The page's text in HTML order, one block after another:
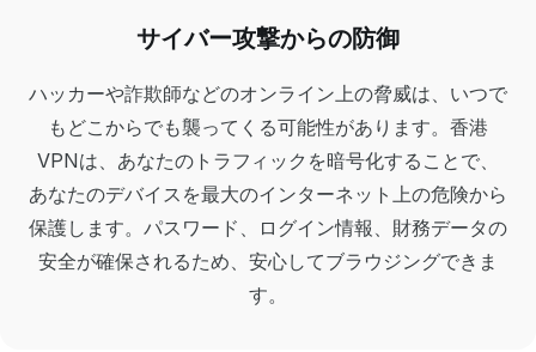
サイバー攻撃からの防御
ハッカーや詐欺師などのオンライン上の脅威は、いつで
もどこからでも襲ってくる可能性があります。香港
VPNは、あなたのトラフィックを暗号化することで、
あなたのデバイスを最大のインターネット上の危険から
保護します。パスワード、ログイン情報、財務データの
安全が確保されるため、安心してブラウジングできま
す。